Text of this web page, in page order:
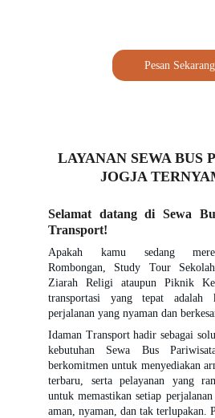
Pesan Sekarang
LAYANAN SEWA BUS
JOGJA
Selamat datang di Sewa
Transport!
Apakah kamu sedang
Rombongan, Study Tour
Ziarah Religi ataupun Piknik
transportasi yang tepat adalah
perjalanan yang nyaman dan
Idaman Transport hadir sebagai
kebutuhan Sewa Bus
berkomitmen untuk menyediakan
terbaru, serta pelayanan yang
untuk memastikan setiap
aman, nyaman, dan tak terlupakan.